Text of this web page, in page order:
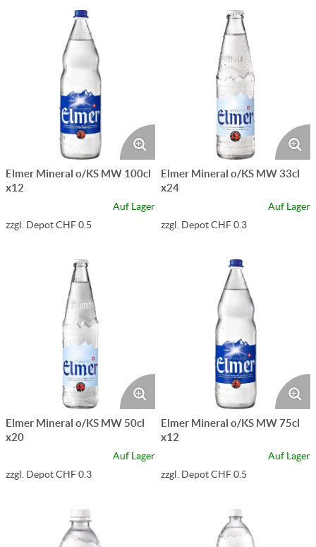
Elmer Mineral o/KS MW 100cl
x12
Auf Lager
zzgl. Depot CHF 0.5
Elmer Mineral o/KS MW 33cl
x24
Auf Lager
zzgl. Depot CHF 0.3
Elmer Mineral o/KS MW 50cl
x20
Auf Lager
zzgl. Depot CHF 0.3
Elmer Mineral o/KS MW 75cl
x12
Auf Lager
zzgl. Depot CHF 0.5